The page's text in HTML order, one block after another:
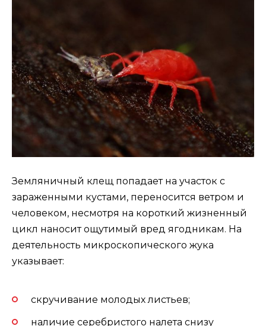
Земляничный клещ попадает на участок с
зараженными кустами, переносится ветром и
человеком, несмотря на короткий жизненный
цикл наносит ощутимый вред ягодникам. На
деятельность микроскопического жука
указывает:
скручивание молодых листьев;
наличие серебристого налета снизу